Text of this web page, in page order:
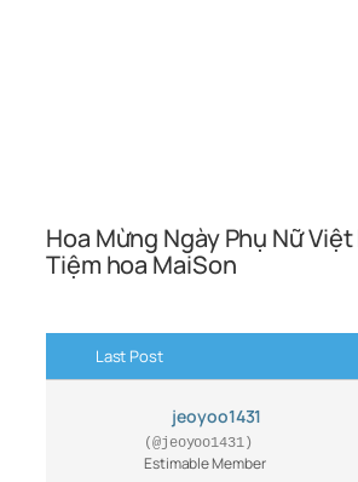
Hoa Mừng Ngày Phụ Nữ
Tiệm hoa MaiSon
Last Post
jeoyoo1431
(@jeoyoo1431)
Estimable Member